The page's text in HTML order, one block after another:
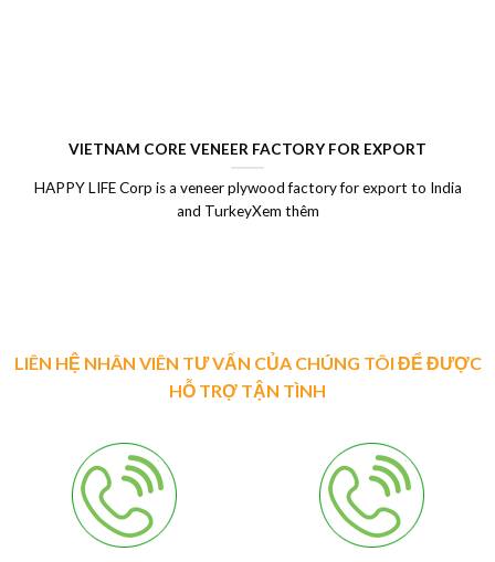
VIETNAM CORE VENEER FACTORY FOR EXPORT
HAPPY LIFE Corp is a veneer plywood factory for export to India
and TurkeyXem thêm
LIÊN HỆ NHÂN VIÊN TƯ VẤN CỦA CHÚNG TÔI ĐỂ ĐƯỢC
HỖ TRỢ TẬN TÌNH